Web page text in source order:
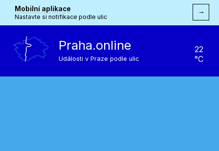
Mobilní aplikace
Nastavte si notifikace podle ulic
→
Praha.online
Události v Praze podle ulic
22
°C